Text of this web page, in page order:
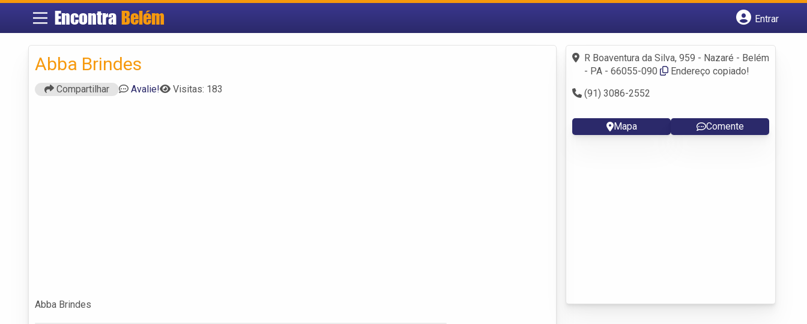
Encontra Belém
Entrar
Fazer login
Criar conta
Abba Brindes
Compartilhar Avalie! Visitas: 183
Abba Brindes
R Boaventura da Silva, 959 - Nazaré - Belém
- PA - 66055-090
Endereço copiado!
(91) 3086-2552
Mapa Comente